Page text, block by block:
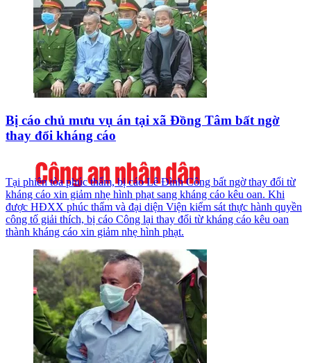
Bị cáo chủ mưu vụ án tại xã Đồng Tâm bất ngờ
thay đổi kháng cáo
Tại phiên tòa phúc thẩm, bị cáo Lê Đình Công bất ngờ thay đổi từ
kháng cáo xin giảm nhẹ hình phạt sang kháng cáo kêu oan. Khi
được HĐXX phúc thẩm và đại diện Viện kiểm sát thực hành quyền
công tố giải thích, bị cáo Công lại thay đổi từ kháng cáo kêu oan
thành kháng cáo xin giảm nhẹ hình phạt.